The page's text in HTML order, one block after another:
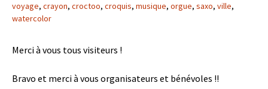
voyage, crayon, croctoo, croquis, musique, orgue, saxo, ville,
watercolor
Merci à vous tous visiteurs !
Bravo et merci à vous organisateurs et bénévoles !!